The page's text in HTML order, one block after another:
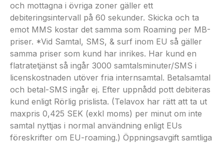
och mottagna i övriga zoner gäller ett
debiteringsintervall på 60 sekunder. Skicka och ta
emot MMS kostar det samma som Roaming per MB-
priser. *Vid Samtal, SMS, & surf inom EU så gäller
samma priser som kund har inrikes. Har kund en
flatratetjänst så ingår 3000 samtalsminuter/SMS i
licenskostnaden utöver fria internsamtal. Betalsamtal
och betal-SMS ingår ej. Efter uppnådd pott debiteras
kund enligt Rörlig prislista. (Telavox har rätt att ta ut
maxpris 0,425 SEK (exkl moms) per minut om inte
samtal nyttjas i normal användning enligt EUs
föreskrifter om EU-roaming.) Öppningsavgift samtliga